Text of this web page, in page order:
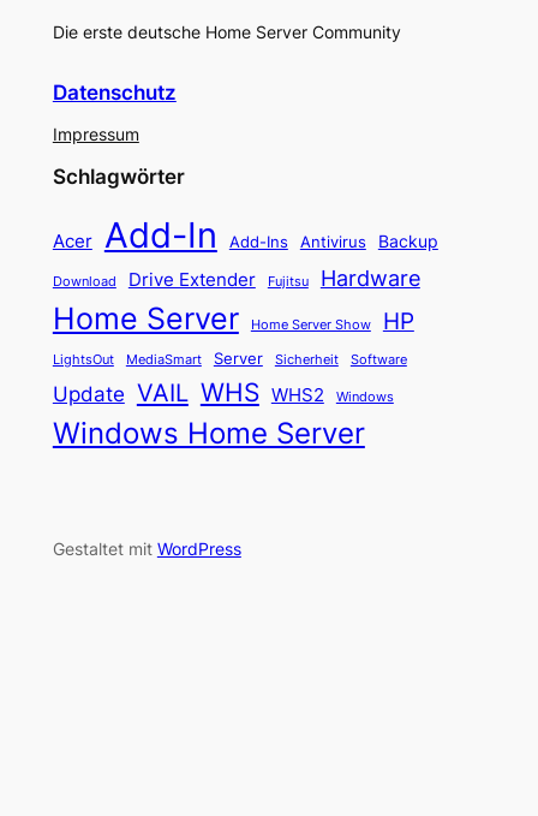
Die erste deutsche Home Server Community
Datenschutz
Impressum
Schlagwörter
Acer Add-In Add-Ins Antivirus Backup
Download Drive Extender Fujitsu Hardware
Home Server Home Server Show HP
LightsOut MediaSmart Server Sicherheit Software
Update VAIL WHS WHS2 Windows
Windows Home Server
Gestaltet mit WordPress